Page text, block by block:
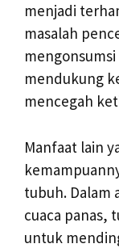
menjadi
masalah
mendukung
mencegah
Manfaat lain
tubuh. Dalam
cuaca panas,
untuk